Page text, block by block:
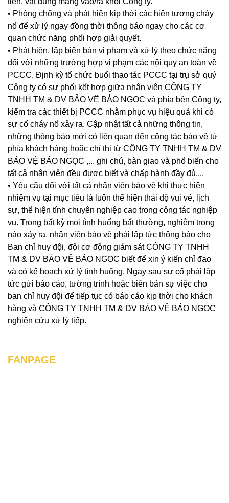
• Phòng chống và phát hiện kịp thời các hiện tượng cháy
nổ để xử lý ngay đồng thời thông báo ngay cho các cơ
quan chức năng phối hợp giải quyết.
• Phát hiện, lập biên bản vi phạm và xử lý theo chức năng
đối với những trường hợp vi phạm các nội quy an toàn về
PCCC. Định kỳ tổ chức buổi thao tác PCCC tại trụ sở quý
Công ty có sự phối kết hợp giữa nhân viên CÔNG TY
TNHH TM & DV BẢO VỆ BẢO NGỌC và phía bên Công ty,
kiểm tra các thiết bị PCCC nhằm phục vụ hiệu quả khi có
sự cố cháy nổ xảy ra. Cập nhật tất cả những thông tin,
những thông báo mới có liên quan đến công tác bảo vệ từ
phía khách hàng hoặc chỉ thị từ CÔNG TY TNHH TM & DV
BẢO VỆ BẢO NGỌC ,... ghi chú, bàn giao và phổ biến cho
tất cả nhân viên đều được biết và chấp hành đầy đủ,...
• Yêu cầu đối với tất cả nhân viên bảo vệ khi thực hiện
nhiệm vụ tại mục tiêu là luôn thể hiện thái độ vui vẻ, lịch
sự, thể hiện tính chuyên nghiệp cao trong công tác nghiệp
vụ. Trong bất kỳ mọi tình huống bất thường, nghiêm trọng
nào xảy ra, nhân viên bảo vệ phải lập tức thông báo cho
Ban chỉ huy đội, đội cơ động giám sát CÔNG TY TNHH
TM & DV BẢO VỆ BẢO NGỌC biết để xin ý kiến chỉ đạo
và có kế hoạch xử lý tình huống. Ngay sau sự cố phải lập
tức gửi báo cáo, tường trình hoặc biên bản sự việc cho
ban chỉ huy đội để tiếp tục có báo cáo kịp thời cho khách
hàng và CÔNG TY TNHH TM & DV BẢO VỆ BẢO NGỌC
nghiên cứu xử lý tiếp.
FANPAGE